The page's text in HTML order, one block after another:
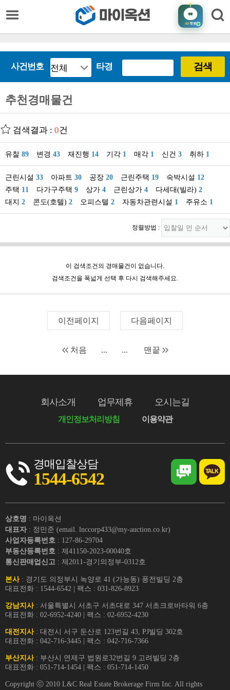
AI챗봇
사건번호 타경 검색
추천경매물건
검색결과 : 0건
유찰 89 변경 43 재진행 14 기각 1 매각 1 신건 3 취하 1
근린시설 33 아파트 30 공장 20 근린주택 19 숙박시설 12
주택 11 다가구주택 9 상가 4 근린상가 4 다세대(빌라) 2
대지 2 콘도(호텔) 2 오피스텔 2 자동차관련시설 1 주유소 1
정렬방법 :
이 검색조건의 경매물건이 없습니다.
검색조건을 폭넓게 선택 후 다시 검색해주세요.
이전페이지 다음페이지
처음 ... ... 맨끝
회사소개 업무제휴 오시는길
개인정보처리방침 이용약관
경매입찰상담
1544-6542
상호명 : 마이옥션
대표자 : 정민준 (email. lnccorp433@my-auction.co.kr)
사업자등록번호 : 127-86-29704
부동산등록번호 : 제41150-2023-00040호
통신판매업신고 : 제2011-경기의정부-0312호
본사: 경기도 의정부시 녹양로 41 (가능동) 풍전빌딩 2층
대표전화 : 1544-6542 | 팩스 : 031-826-8923
강남지사: 서울특별시 서초구 서초대로 347 서초크로바타워 6층
대표전화 : 02-6952-4240 | 팩스 : 02-6952-4230
대전지사: 대전시 서구 둔산로 123번길 43, PJ빌딩 302호
대표전화 : 042-716-3445 | 팩스 : 042-716-7366
부산지사: 부산시 연제구 법원로32번길 9 고려빌딩 2층
대표전화 : 051-714-1454 | 팩스 : 051-714-1450
Copyright ⓒ 2010 L&C Real Estate Brokerage Firm Inc. All rights